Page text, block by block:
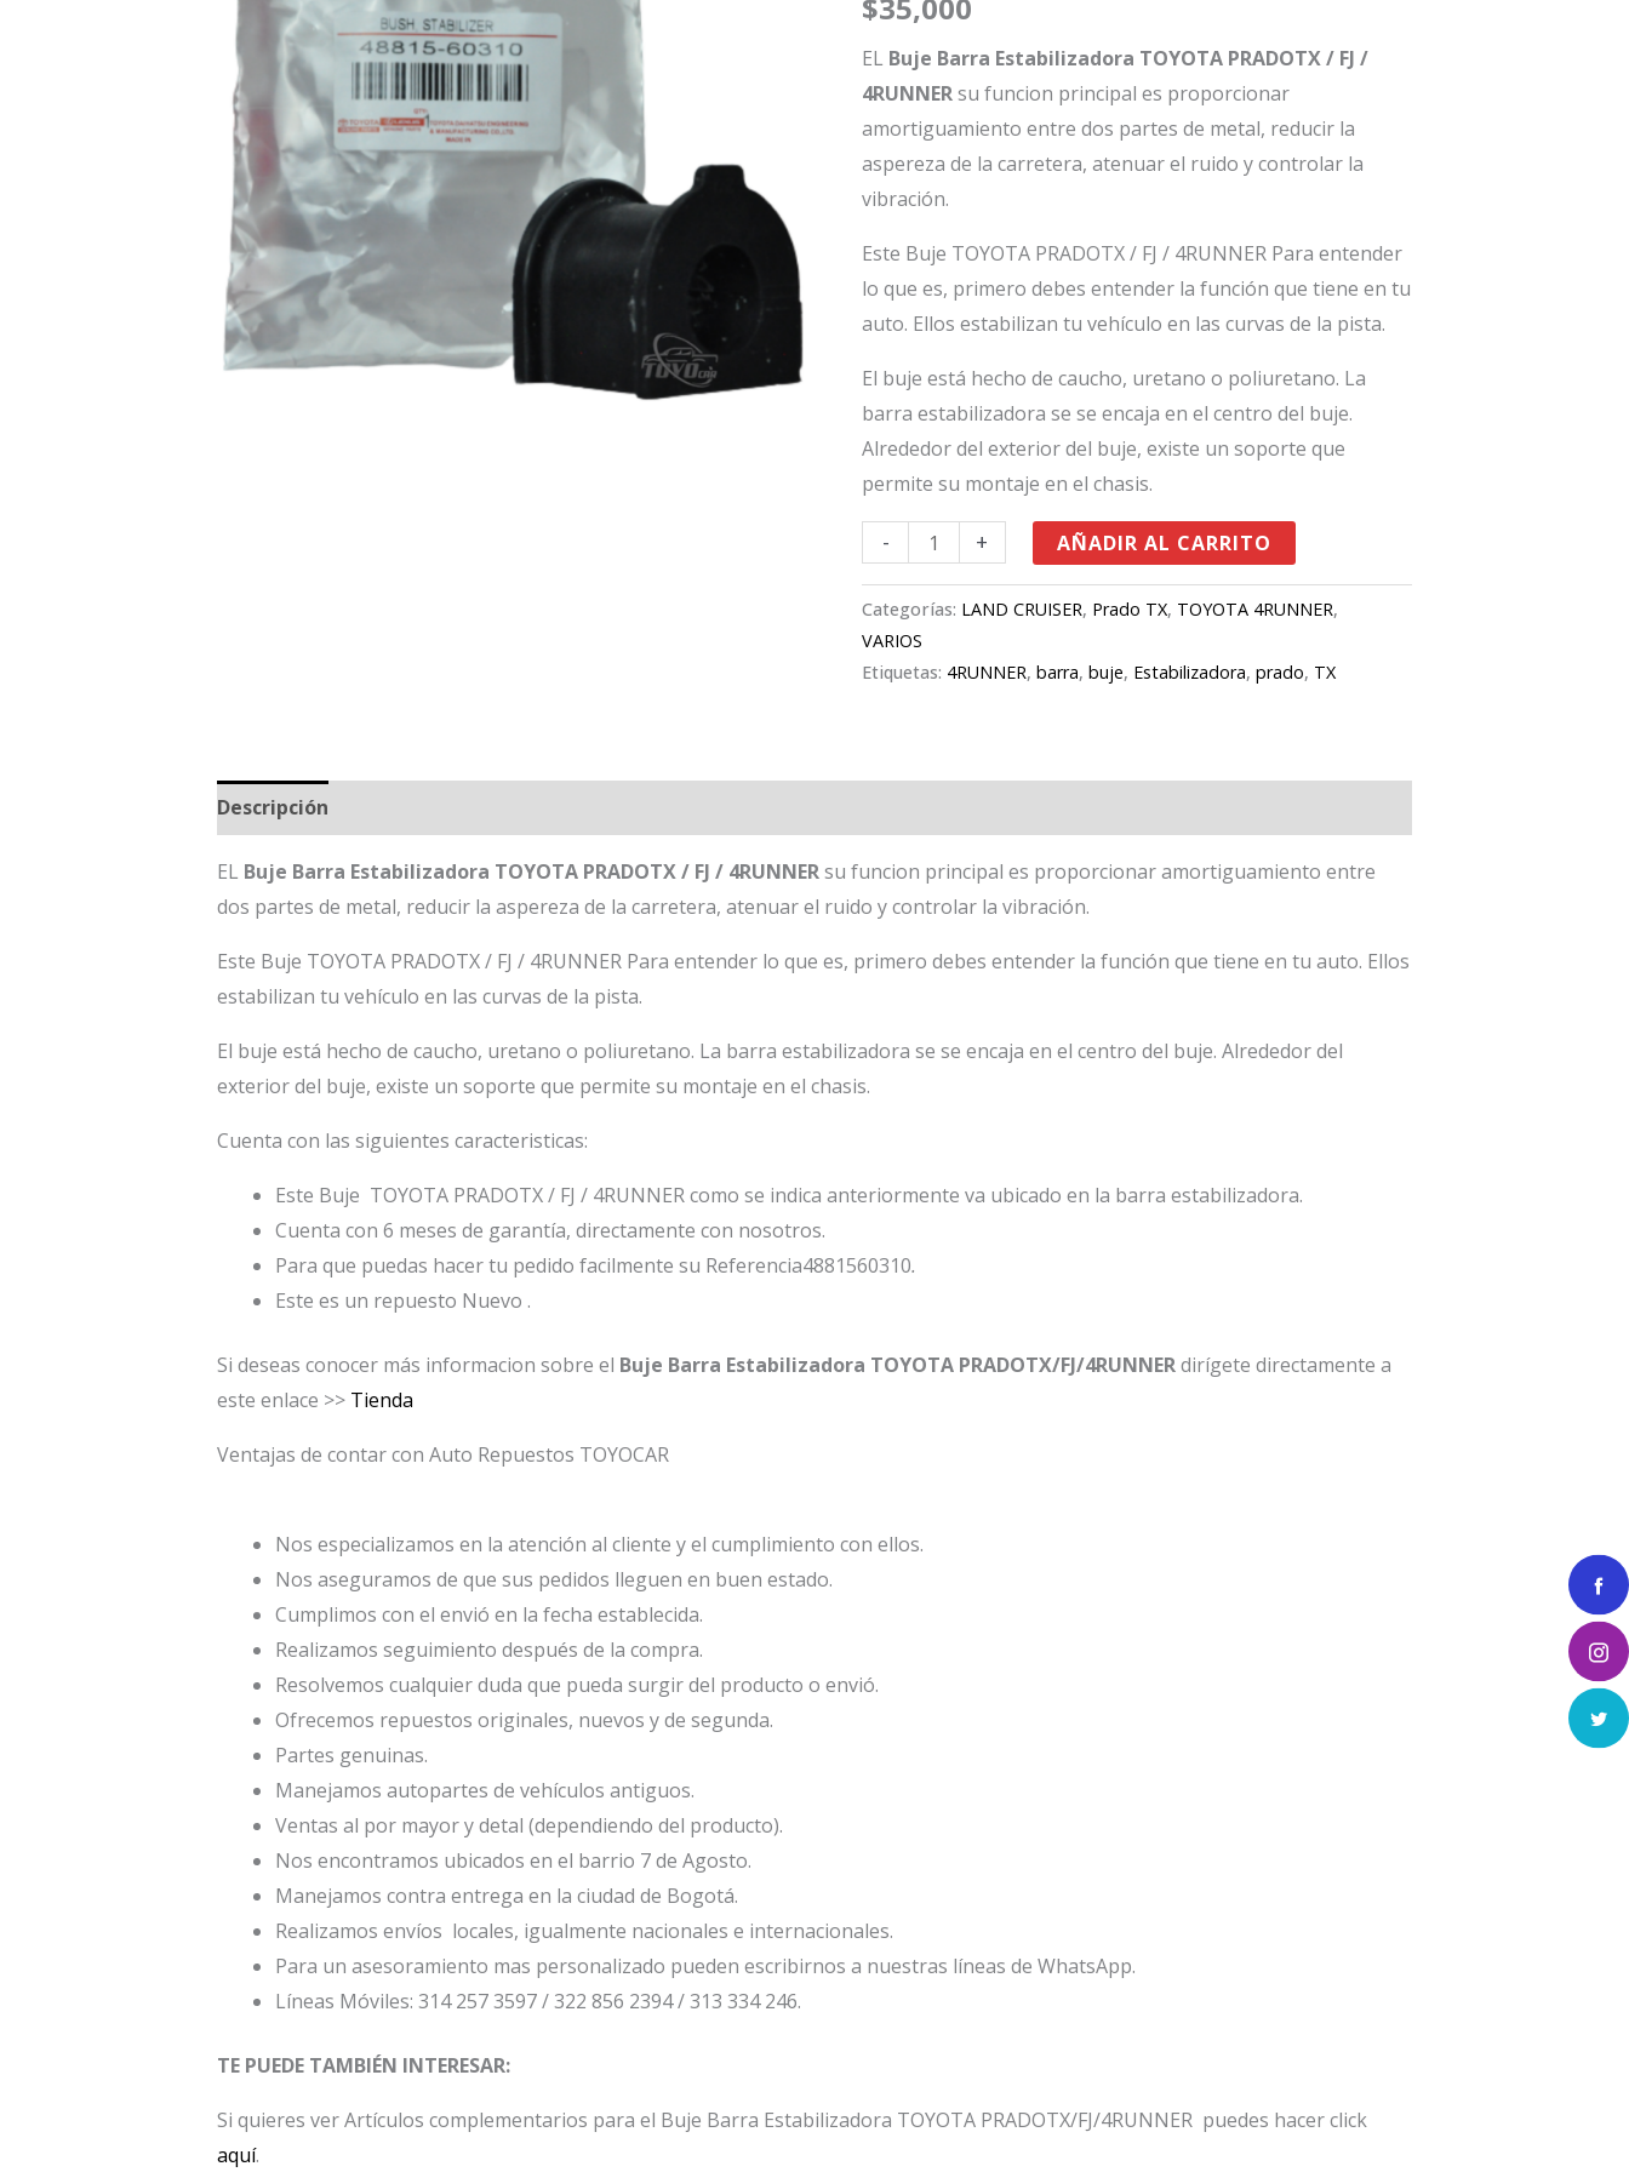
$35,000
EL Buje Barra Estabilizadora TOYOTA PRADOTX / FJ /
4RUNNERsu funcion principal es proporcionar
amortiguamiento entre dos partes de metal, reducir la
aspereza de la carretera, atenuar el ruido y controlar la
vibración.
Este Buje TOYOTA PRADOTX / FJ / 4RUNNER Para entender
lo que es, primero debes entender la función que tiene en tu
auto. Ellos estabilizan tu vehículo en las curvas de la pista.
El buje está hecho de caucho, uretano o poliuretano. La
barra estabilizadora se se encaja en el centro del buje.
Alrededor del exterior del buje, existe un soporte que
permite su montaje en el chasis.
-
PRADOTX/FJ/4RUNNER
cantidad
+ AÑADIR AL CARRITO
Categorías: LAND CRUISER, Prado TX, TOYOTA 4RUNNER,
VARIOS
Etiquetas: 4RUNNER,barra,buje, Estabilizadora,prado, TX
Descripción
EL Buje Barra Estabilizadora TOYOTA PRADOTX / FJ / 4RUNNERsu funcion principal es proporcionar amortiguamiento entre
dos partes de metal, reducir la aspereza de la carretera, atenuar el ruido y controlar la vibración.
Este Buje TOYOTA PRADOTX / FJ / 4RUNNER Para entender lo que es, primero debes entender la función que tiene en tu auto. Ellos
estabilizan tu vehículo en las curvas de la pista.
El buje está hecho de caucho, uretano o poliuretano. La barra estabilizadora se se encaja en el centro del buje. Alrededor del
exterior del buje, existe un soporte que permite su montaje en el chasis.
Cuenta con las siguientes caracteristicas:
Este Buje TOYOTA PRADOTX / FJ / 4RUNNER como se indica anteriormente va ubicado en la barra estabilizadora.
Cuenta con 6 meses de garantía, directamente con nosotros.
Para que puedas hacer tu pedido facilmente su Referencia4881560310.
Este es un repuesto Nuevo .
Si deseas conocer más informacion sobre el Buje Barra Estabilizadora TOYOTA PRADOTX/FJ/4RUNNERdirígete directamente a
este enlace >> Tienda
Ventajas de contar con Auto Repuestos TOYOCAR
Nos especializamos en la atención al cliente y el cumplimiento con ellos.
Nos aseguramos de que sus pedidos lleguen en buen estado.
Cumplimos con el envió en la fecha establecida.
Realizamos seguimiento después de la compra.
Resolvemos cualquier duda que pueda surgir del producto o envió.
Ofrecemos repuestos originales, nuevos y de segunda.
Partes genuinas.
Manejamos autopartes de vehículos antiguos.
Ventas al por mayor y detal (dependiendo del producto).
Nos encontramos ubicados en el barrio 7 de Agosto.
Manejamos contra entrega en la ciudad de Bogotá.
Realizamos envíos locales, igualmente nacionales e internacionales.
Para un asesoramiento mas personalizado pueden escribirnos a nuestras líneas de WhatsApp.
Líneas Móviles: 314 257 3597 / 322 856 2394 / 313 334 246.
TE PUEDE TAMBIÉN INTERESAR:
Si quieres ver Artículos complementarios para el Buje Barra Estabilizadora TOYOTA PRADOTX/FJ/4RUNNER puedes hacer click
aquí.